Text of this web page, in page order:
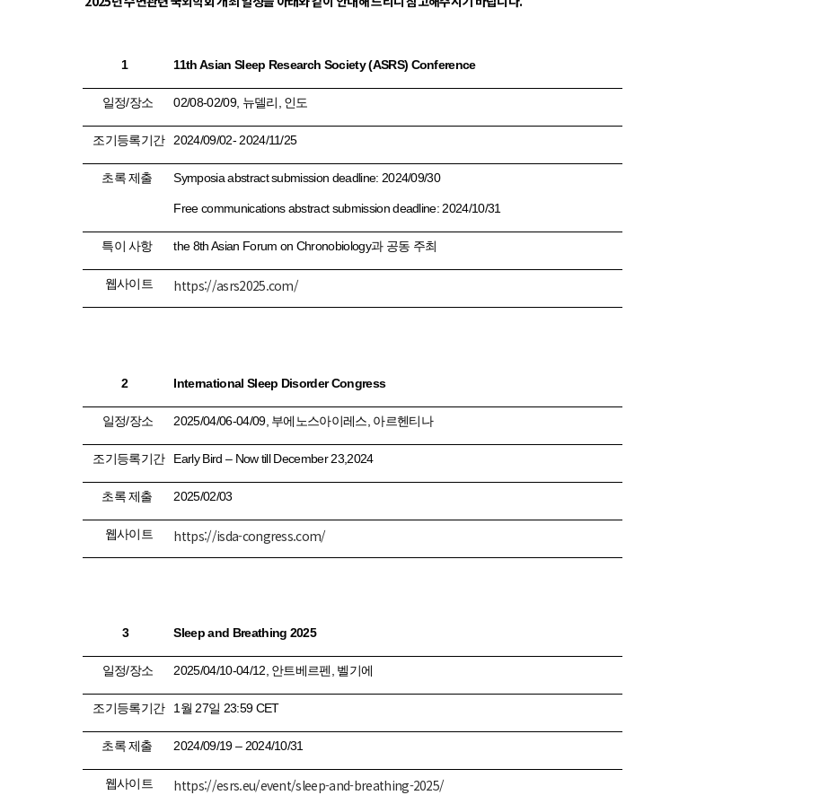
1 11thAsian Sleep Research Society (ASRS) Conference
일정/장소 02/08-02/09, 뉴델리 인도
조기등록기간 2024/09/02- 2024/11/25
초록 제출 Symposia abstract submission deadline: 2024/09/30
Free communications abstract submission deadline: 2024/10/31
특이 사항 the 8th Asian Forum on Chronobiology과 공동 주최
웹사이트 https://asrs2025.com/
2 International Sleep Disorder Congress
일정/장소 2025/04/06-04/09, 부에노스아이레스, 아르헨티나
조기등록기간 Early Bird – Now till December 23,2024
초록 제출 2025/02/03
웹사이트 https://isda-congress.com/
3 Sleep and Breathing 2025
일정/장소 2025/04/10-04/12, 안트베르펜, 벨기에
조기등록기간 1월 27일 23:59 CET
초록 제출 2024/09/19 – 2024/10/31
웹사이트 https://esrs.eu/event/sleep-and-breathing-2025/